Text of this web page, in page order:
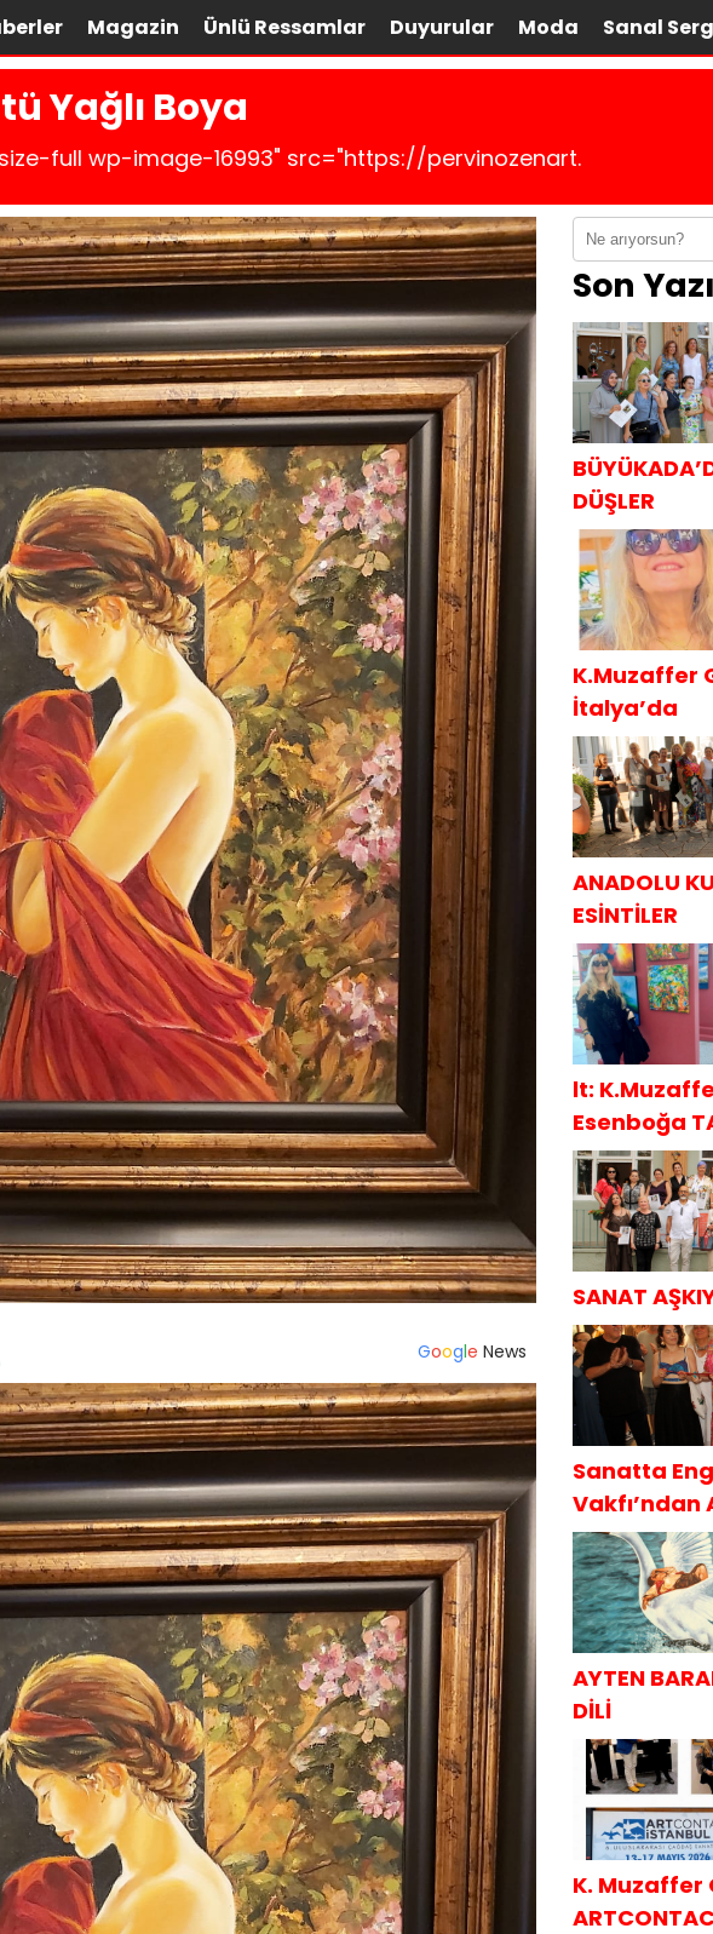
Magazin Ünlü Ressamlar Duyurular Moda Sanal
Yağlı Boya
full wp-image-16993" src="https://pervinozenart.
Google News
Son
DÜŞLER
K.Muzaffer
İtalya’da
ANADOLU
ESİNTİLER
lt:
Esenboğa
SAKÜDER İle
SANAT
Sanatta
Vakfı’ndan
Sorumluluk
AYTEN
DİLİ
K. Muzaffer